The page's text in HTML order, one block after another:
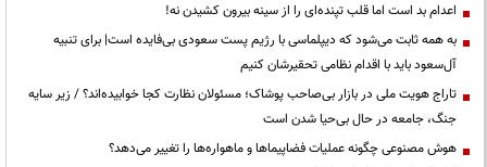
اعدام بد است اما قلب تپنده‌ای را از سینه بیرون کشیدن نه!
به همه ثابت می‌شود که دیپلماسی با رژیم پست سعودی بی‌فایده است| برای تنبیه
آل‌سعود باید با اقدام نظامی تحقیرشان کنیم
تاراج هویت ملی در بازار بی‌صاحب پوشاک؛ مسئولان نظارت کجا خوابیده‌اند؟ / زیر سایه
جنگ، جامعه در حال بی‌حیا شدن است
هوش مصنوعی چگونه عملیات فضاپیماها و ماهواره‌ها را تغییر می‌دهد؟